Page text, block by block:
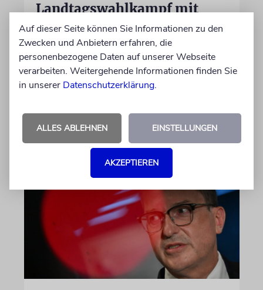
Landtagswahlkampf mit
Israelfeindlichkeit
Mit einem vielleicht auf den ersten Blick
unschuldigen Satz macht das BSW
Stimmung. Gegen den einzigen jüdischen
Staat, die »Zionisten« und damit die Juden
von Imanuel Marcus
Auf dieser Seite können Sie Informationen zu den
Zwecken und Anbietern erfahren, die
personenbezogene Daten auf unserer Webseite
verarbeiten. Weitergehende Informationen finden Sie
in unserer Datenschutzerklärung.
ALLES ABLEHNEN EINSTELLUNGEN
AKZEPTIEREN